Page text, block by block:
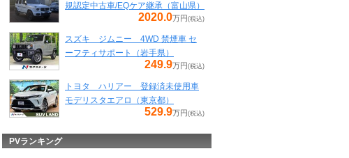
規認定中古車/EQケア継承（富山県）
2020.0万円 (税込)
スズキ ジムニー 4WD 禁煙車 セ
ーフティサポート（岩手県）
249.9万円 (税込)
トヨタ ハリアー 登録済未使用車
モデリスタエアロ（東京都）
529.9万円 (税込)
PVランキング